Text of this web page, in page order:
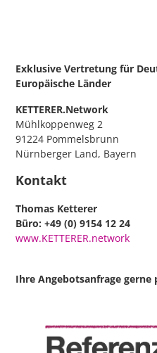
Exklusive Vertretung für
Europäische Länder
KETTERER.Network
Mühlkoppenweg 2
91224 Pommelsbrunn
Nürnberger Land, Bayern
Kontakt
Thomas Ketterer
Büro: +49 (0) 9154 12 24
www.KETTERER.network
Ihre Angebotsanfrage gerne